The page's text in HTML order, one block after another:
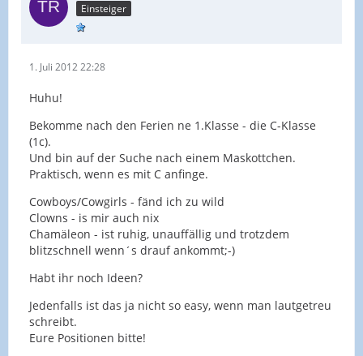
Einsteiger
1. Juli 2012 22:28
Huhu!
Bekomme nach den Ferien ne 1.Klasse - die C-Klasse
(1c).
Und bin auf der Suche nach einem Maskottchen.
Praktisch, wenn es mit C anfinge.
Cowboys/Cowgirls - fänd ich zu wild
Clowns - is mir auch nix
Chamäleon - ist ruhig, unauffällig und trotzdem
blitzschnell wenn´s drauf ankommt;-)
Habt ihr noch Ideen?
Jedenfalls ist das ja nicht so easy, wenn man lautgetreu
schreibt.
Eure Positionen bitte!